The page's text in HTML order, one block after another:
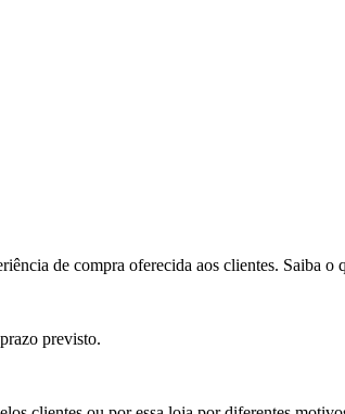
de compra oferecida aos clientes. Saiba o
previsto.